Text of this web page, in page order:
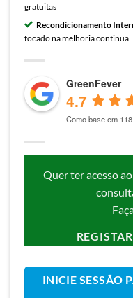
gratuitas
Recondicionamento
focado na melhoria continua
GreenFever
4.7
Como base em
Quer ter acesso
INICIE SESSÃO